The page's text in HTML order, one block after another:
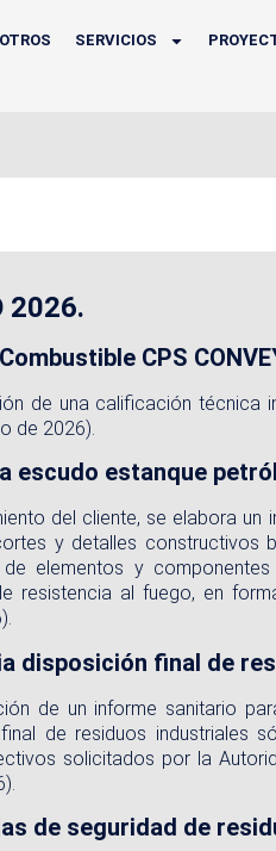
SERVICIOS
2026.
CPS
de una calificación técnica
de 2026).
estanque
del cliente, se elabora
y detalles
elementos y
resistencia al fuego, en
disposición final de
de un informe sanitario
de residuos industriales
solicitados por la
de seguridad de